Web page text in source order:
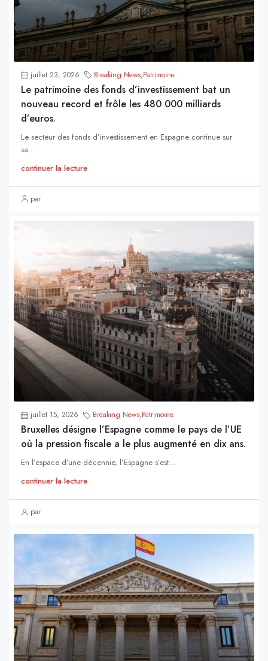
juillet 23, 2026 Breaking News,Patrimoine
Le patrimoine des fonds d’investissement bat un
nouveau record et frôle les 480 000 milliards
d’euros.
Le secteur des fonds d’investissement en Espagne continue sur
sa...
continuer la lecture
par
juillet 15, 2026 Breaking News,Patrimoine
Bruxelles désigne l’Espagne comme le pays de l’UE
où la pression fiscale a le plus augmenté en dix ans.
En l’espace d’une décennie, l’Espagne s’est...
continuer la lecture
par